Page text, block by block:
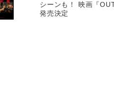
シーンも！ 映画『
発売決定